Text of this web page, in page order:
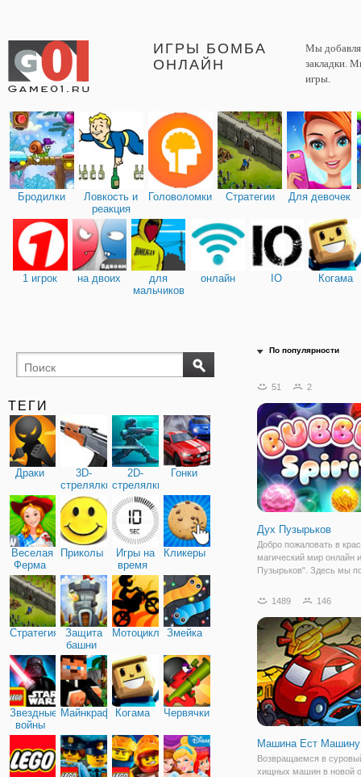
ИГРЫ БОМБА
ОНЛАЙН
Мы
закладки.
игры.
Бродилки
Ловкость и
реакция
Головоломки Стратегии Для девочек
1 игрок на двоих
для
мальчиков
онлайн IO Когама
ТЕГИ
Драки
3D-
стрелялки
2D-
стрелялки
Гонки
Веселая
Ферма
Приколы
Игры на
время
Кликеры
Стратегия
Защита
башни
МотоциклыЗмейка
Звездные
войны
МайнкрафтКогама Червячки
По популярности
51 2
Дух Пузырьков
Добро пожаловать в
магический мир онлайн
Пузырьков". Здесь мы
пузырьки на свои
уничтожать шарики,
расположенные на
1489 146
Машина Ест
Возвращаемся в
хищных машин в новой